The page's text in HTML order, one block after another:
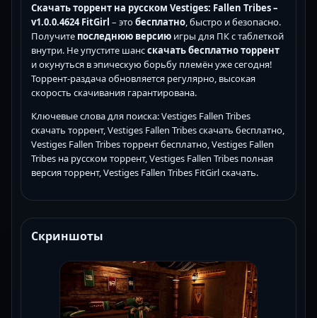
Скачать торрент на русском Vestiges: Fallen Tribes –
v1.0.0.4624 FitGirl – этобесплатно , быстро и безопасно.
Получите последнюю версию игры для ПК с таблеткой
внутри. Не упустите шансскачать бесплатно торрент
и окунуться в эпическую борьбу племён уже сегодня!
Торрент-раздача обновляется регулярно, высокая
скорость скачивания гарантирована.
Ключевые слова для поиска: Vestiges Fallen Tribes
скачать торрент, Vestiges Fallen Tribes скачать бесплатно,
Vestiges Fallen Tribes торрент бесплатно, Vestiges Fallen
Tribes на русском торрент, Vestiges Fallen Tribes полная
версия торрент, Vestiges Fallen Tribes FitGirl скачать.
Скриншоты